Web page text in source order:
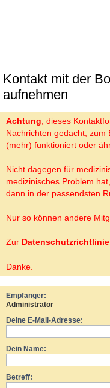
Kontakt mit der
aufnehmen
Achtung , dieses
Nachrichten gedacht, zum
(mehr) funktioniert oder
Nicht dagegen für
medizinisches Problem
dann in der passendsten
Nur so können andere
Zur Datenschutzrichtlinie
Danke.
Empfänger:
Administrator
Deine E-Mail-Adresse:
Dein Name:
Betreff: